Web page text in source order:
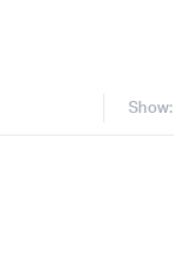
Show: